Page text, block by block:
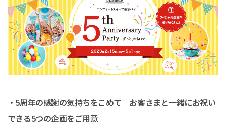
・5周年の感謝の気持ちをこめて お客さまと一緒にお祝い
できる5つの企画をご用意